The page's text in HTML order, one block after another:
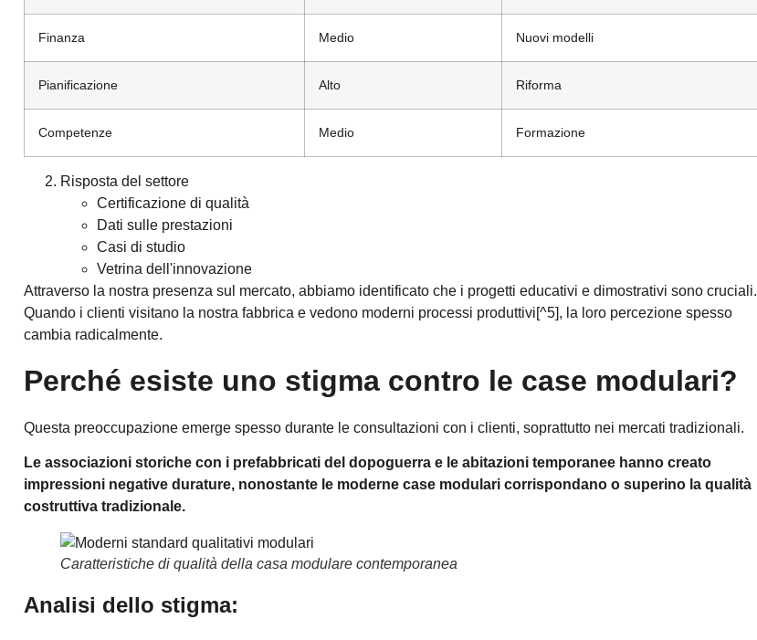
Finanza Medio Nuovi modelli
Pianificazione Alto Riforma
Competenze Medio Formazione
Risposta del settore
Certificazione di qualità
Dati sulle prestazioni
Casi di studio
Vetrina dell'innovazione
Attraverso la nostra presenza sul mercato, abbiamo identificato che i progetti educativi e dimostrativi sono cruciali.
Quando i clienti visitano la nostra fabbrica e vedono moderni processi produttivi[^5], la loro percezione spesso
cambia radicalmente.
Perché esiste uno stigma contro le case modulari?
Questa preoccupazione emerge spesso durante le consultazioni con i clienti, soprattutto nei mercati tradizionali.
Le associazioni storiche con i prefabbricati del dopoguerra e le abitazioni temporanee hanno creato
impressioni negative durature, nonostante le moderne case modulari corrispondano o superino la qualità
costruttiva tradizionale.
Caratteristiche di qualità della casa modulare contemporanea
Analisi dello stigma: